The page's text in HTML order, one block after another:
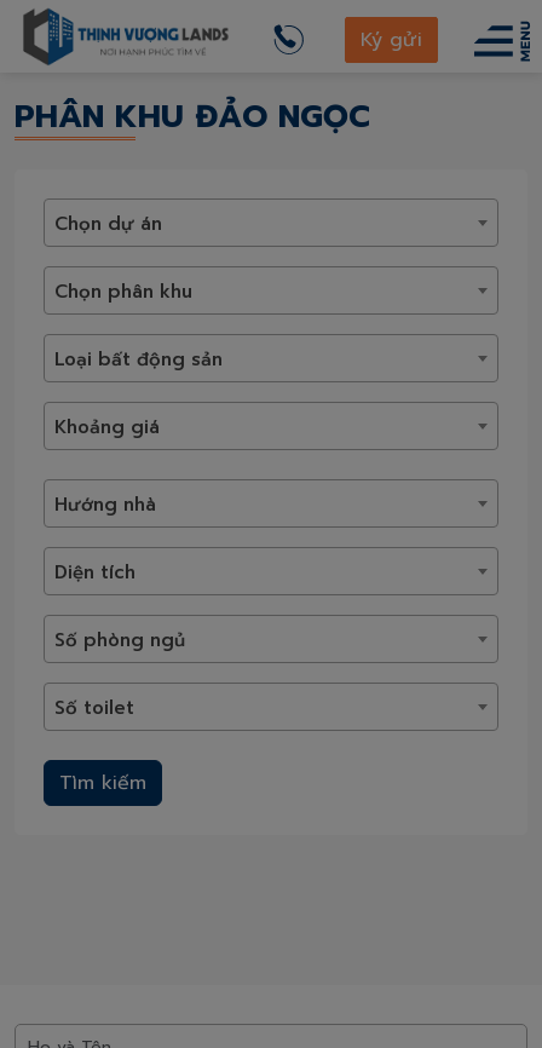
Ký gửi
thinhvuonglands.com
Vinhomes Ocean Park 3
Phân khu Đảo Ngọc
PHÂN KHU ĐẢO NGỌC
Chọn dự án
Chọn phân khu
Loại bất động sản
Khoảng giá
Hướng nhà
Diện tích
Số phòng ngủ
Số toilet
Tìm kiếm